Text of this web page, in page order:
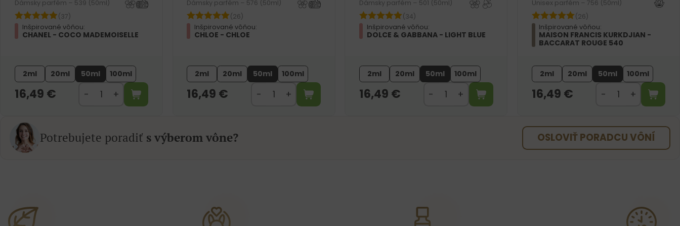
Dámsky parfém – 539 (50ml)
(37)
Inšpirované vôňou:
CHANEL - COCO MADEMOISELLE
2ml 20ml 50ml 100ml
16,49 €
Dámsky parfém – 576 (50ml)
(26)
Inšpirované vôňou:
CHLOE - CHLOE
2ml 20ml 50ml 100ml
16,49 €
Dámsky parfém – 501 (50ml)
(34)
Inšpirované vôňou:
DOLCE & GABBANA - LIGHT BLUE
2ml 20ml 50ml 100ml
16,49 €
Unisex parfém – 756 (50ml)
(26)
Inšpirované vôňou:
MAISON FRANCIS KURKDJIAN -
BACCARAT ROUGE 540
2ml 20ml 50ml 100ml
16,49 €
Potrebujete poradiť s výberom vône? OSLOVIŤ PORADCU VÔNÍ